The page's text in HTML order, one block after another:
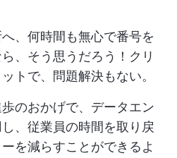
、何時間も無心で番号を
、そう思うだろう！クリ
トで、問題解決もない。
のおかげで、データエン
、従業員の時間を取り戻
を減らすことができるよ